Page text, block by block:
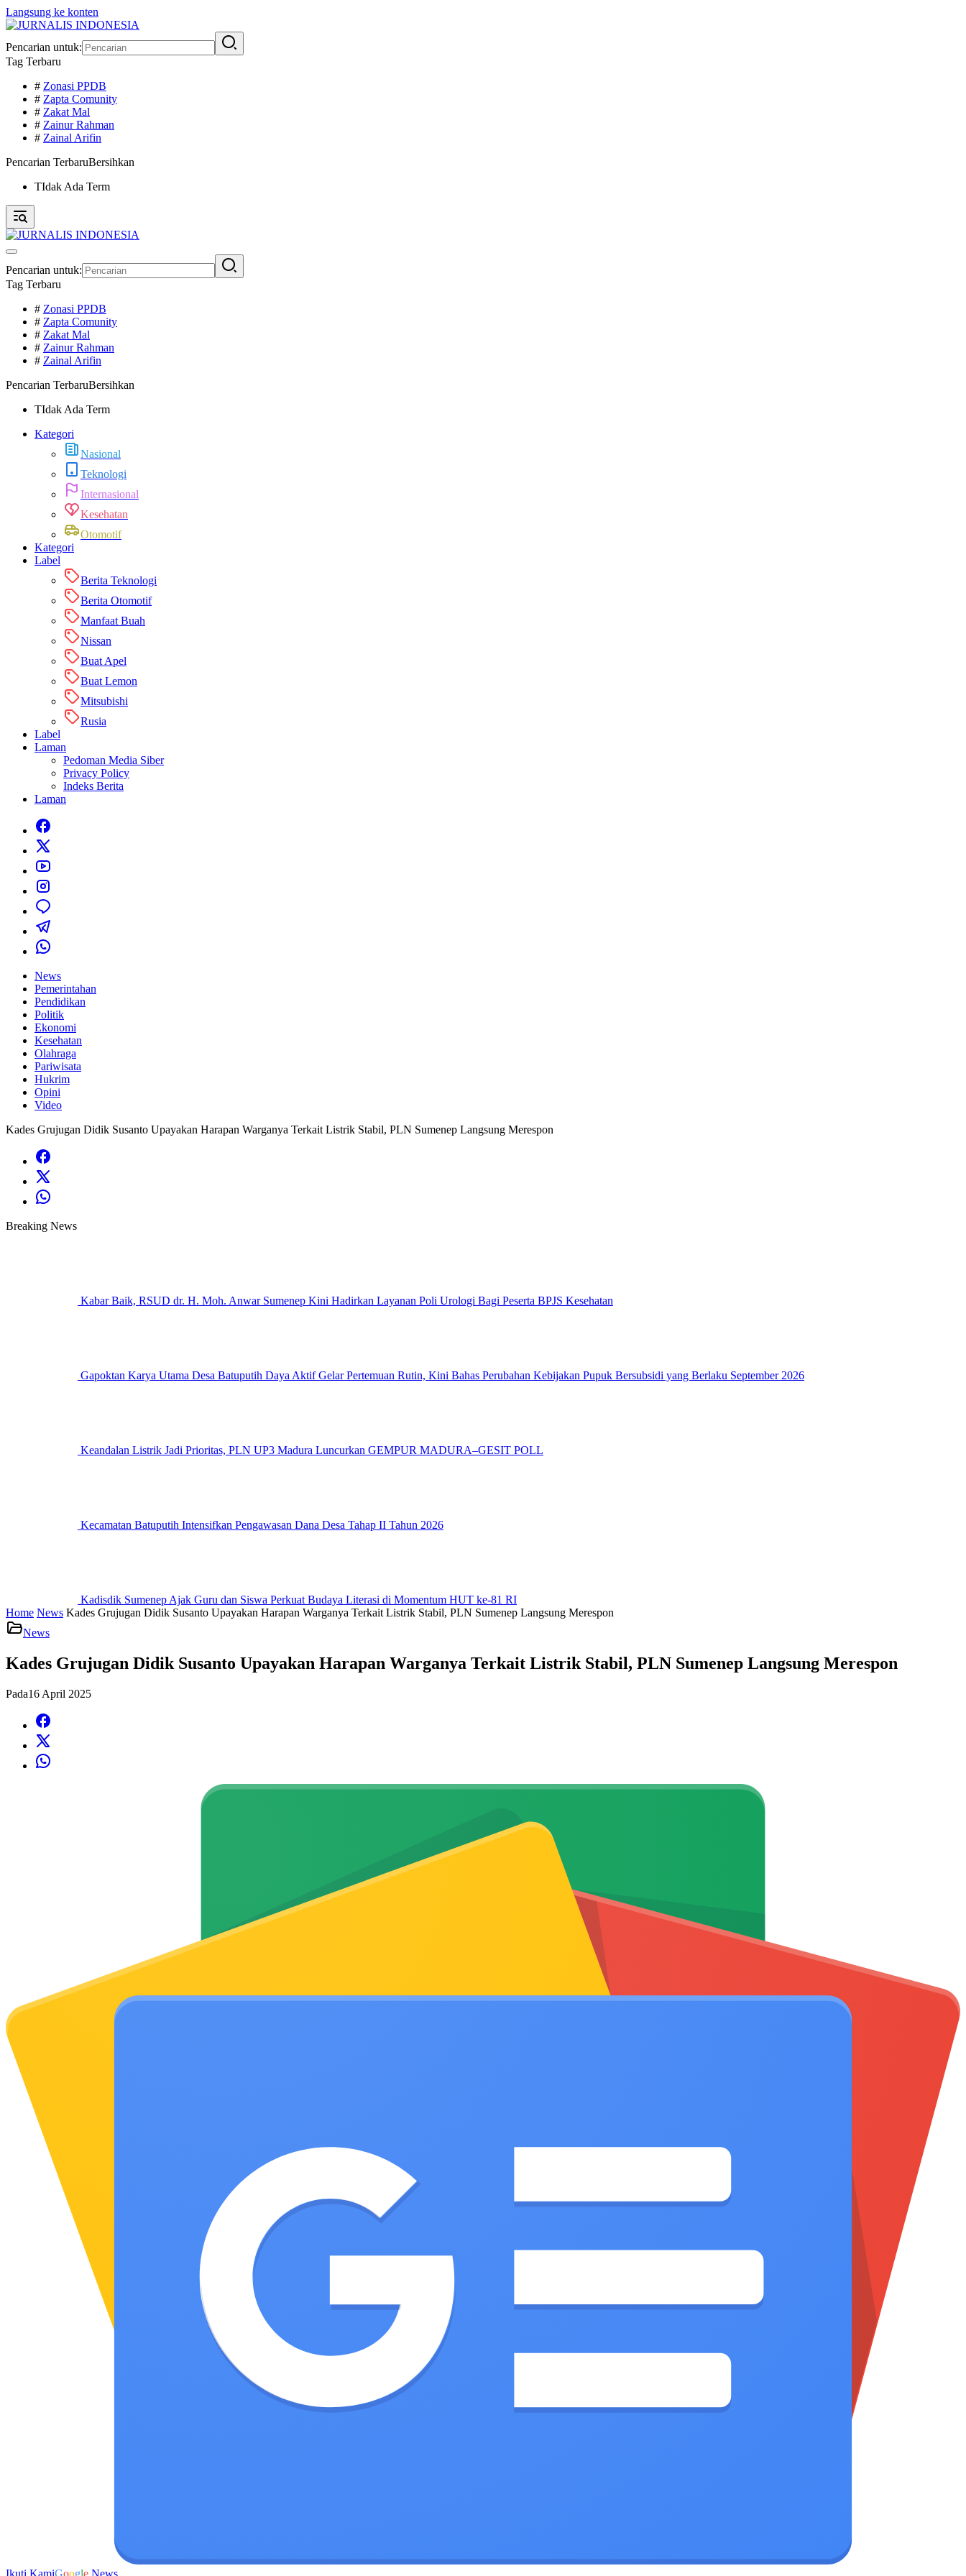
Langsung ke konten
Pencarian untuk:
Tag Terbaru
# Zonasi PPDB
# Zapta Comunity
# Zakat Mal
# Zainur Rahman
# Zainal Arifin
Pencarian TerbaruBersihkan
TIdak Ada Term
Pencarian untuk:
Tag Terbaru
# Zonasi PPDB
# Zapta Comunity
# Zakat Mal
# Zainur Rahman
# Zainal Arifin
Pencarian TerbaruBersihkan
TIdak Ada Term
Kategori
Nasional
Teknologi
Internasional
Kesehatan
Otomotif
Kategori
Label
Berita Teknologi
Berita Otomotif
Manfaat Buah
Nissan
Buat Apel
Buat Lemon
Mitsubishi
Rusia
Label
Laman
Pedoman Media Siber
Privacy Policy
Indeks Berita
Laman
News
Pemerintahan
Pendidikan
Politik
Ekonomi
Kesehatan
Olahraga
Pariwisata
Hukrim
Opini
Video
Kades Grujugan Didik Susanto Upayakan Harapan Warganya Terkait Listrik Stabil, PLN Sumenep Langsung Merespon
Breaking News
Kabar Baik, RSUD dr. H. Moh. Anwar Sumenep Kini Hadirkan Layanan Poli Urologi Bagi Peserta BPJS Kesehatan
Gapoktan Karya Utama Desa Batuputih Daya Aktif Gelar Pertemuan Rutin, Kini Bahas Perubahan Kebijakan Pupuk Bersubsidi yang Berlaku September 2026
Keandalan Listrik Jadi Prioritas, PLN UP3 Madura Luncurkan GEMPUR MADURA–GESIT POLL
Kecamatan Batuputih Intensifkan Pengawasan Dana Desa Tahap II Tahun 2026
Kadisdik Sumenep Ajak Guru dan Siswa Perkuat Budaya Literasi di Momentum HUT ke-81 RI
Home News Kades Grujugan Didik Susanto Upayakan Harapan Warganya Terkait Listrik Stabil, PLN Sumenep Langsung Merespon
News
Kades Grujugan Didik Susanto Upayakan Harapan Warganya Terkait Listrik Stabil, PLN Sumenep Langsung Merespon
Pada16 April 2025